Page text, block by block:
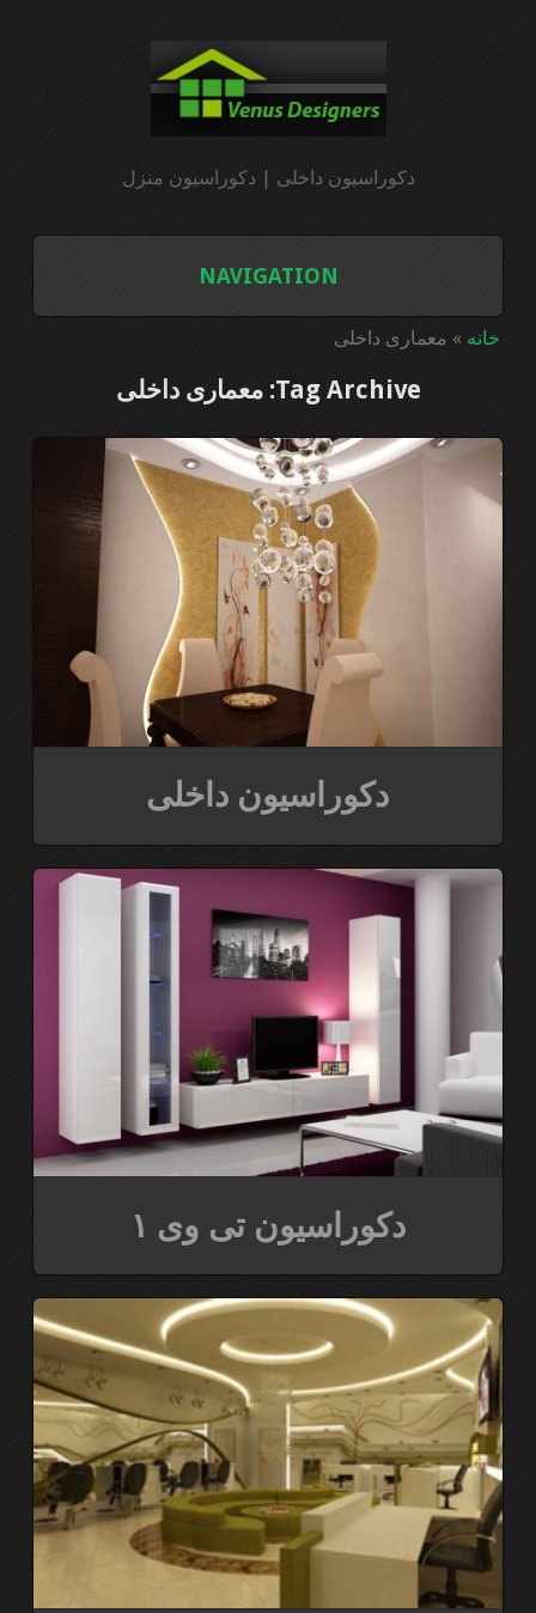
دکوراسیون داخلی | دکوراسیون منزل
NAVIGATION
خانه » معماری داخلی
Tag Archive: معماری داخلی
دکوراسیون داخلی
دکوراسیون تی وی ۱